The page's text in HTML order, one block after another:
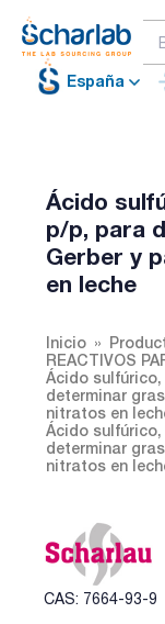
España
Ácido
p/p, para
Gerber y
en leche
Inicio
REACTIVOS
Ácido
determinar
nitratos en
Ácido
determinar
nitratos en
CAS: 7664-93-9